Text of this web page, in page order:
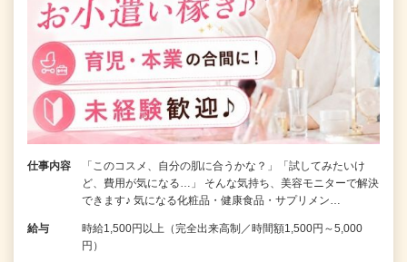
仕事内容
「このコスメ、自分の肌に合うかな？」「試してみたいけ
ど、費用が気になる…」 そんな気持ち、美容モニターで解決
できます♪ 気になる化粧品・健康食品・サプリメン…
給与
時給1,500円以上（完全出来高制／時間額1,500円～5,000
円）